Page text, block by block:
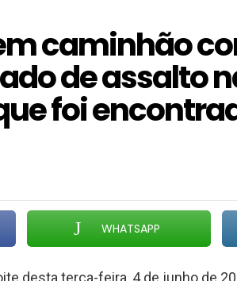
caminhão
de assalto
foi
WHATSAPP
desta terça-feira, 4 de junho de